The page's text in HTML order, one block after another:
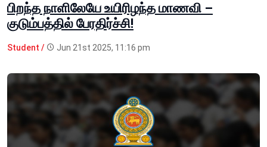
பிறந்த நாளிலேயே உயிரிழந்த மாணவி –
குடும்பத்தில் பேரதிர்ச்சி!
Student / Jun 21st 2025, 11:16 pm